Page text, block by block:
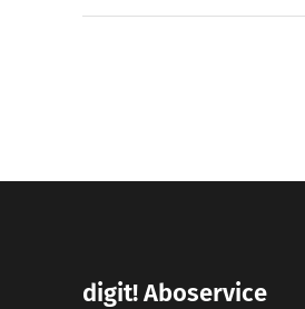
digit! Aboservice